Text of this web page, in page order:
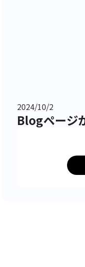
2024/10/2
Blogページ